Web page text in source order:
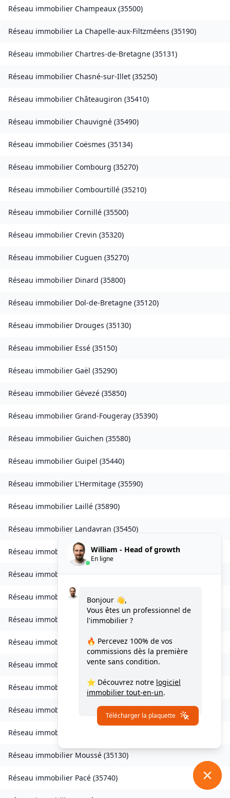
Réseau immobilier Champeaux (35500)
Réseau immobilier La Chapelle-aux-Filtzméens (35190)
Réseau immobilier Chartres-de-Bretagne (35131)
Réseau immobilier Chasné-sur-Illet (35250)
Réseau immobilier Châteaugiron (35410)
Réseau immobilier Chauvigné (35490)
Réseau immobilier Coësmes (35134)
Réseau immobilier Combourg (35270)
Réseau immobilier Combourtillé (35210)
Réseau immobilier Cornillé (35500)
Réseau immobilier Crevin (35320)
Réseau immobilier Cuguen (35270)
Réseau immobilier Dinard (35800)
Réseau immobilier Dol-de-Bretagne (35120)
Réseau immobilier Drouges (35130)
Réseau immobilier Essé (35150)
Réseau immobilier Gaël (35290)
Réseau immobilier Gévezé (35850)
Réseau immobilier Grand-Fougeray (35390)
Réseau immobilier Guichen (35580)
Réseau immobilier Guipel (35440)
Réseau immobilier L'Hermitage (35590)
Réseau immobilier Laillé (35890)
Réseau immobilier Landavran (35450)
Réseau immobilierLivré-sur-Changeon (35450)
Réseau immobilierLohéac(35550)
Réseau immobilierLongaulnay (35190
Réseau immobilier Loutehel(35330 )
Réseau immobilier Louvigné-du-Désert(35420)
Réseau immobilier Martigné-Ferchaud(35640
Réseau immobilier Maxent(35380 )
Réseau immobilier Meillac
Réseau immobilier
Réseau immobilier Moussé (35130)
Réseau immobilier Pacé (35740)
William - Head of growth
En ligne
Bonjour 👋,
Vous êtes un professionnel de
l'immobilier ?
🔥 Percevez 100% de vos
commissions dès la première
vente sans condition.
⭐ Découvrez notre logiciel
immobilier tout-en-un.
Télécharger la plaquette